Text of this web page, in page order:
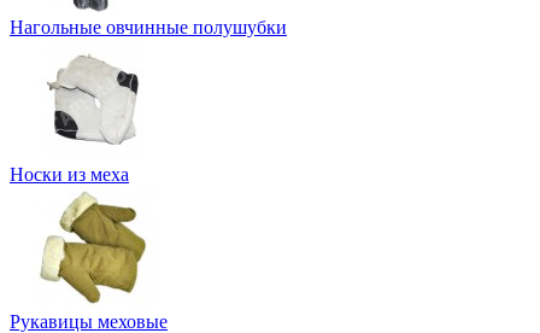
Нагольные овчинные полушубки
Носки из меха
Рукавицы меховые